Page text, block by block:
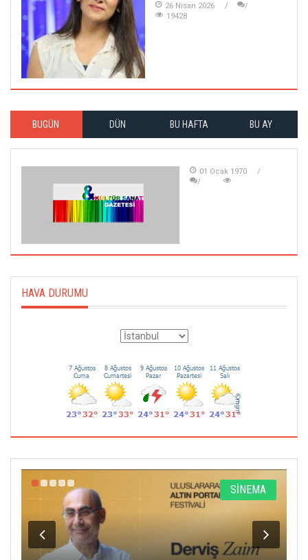
26 Nisan 2026
19428
BUGÜN DÜN BU HAFTA BU AY
01 Ocak 1970
HAVA DURUMU
SİNEMA